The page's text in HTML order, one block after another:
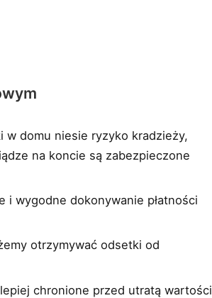
w domu niesie ryzyko kradzieży,
na koncie są zabezpieczone
i wygodne dokonywanie płatności
otrzymywać odsetki od
chronione przed utratą wartości